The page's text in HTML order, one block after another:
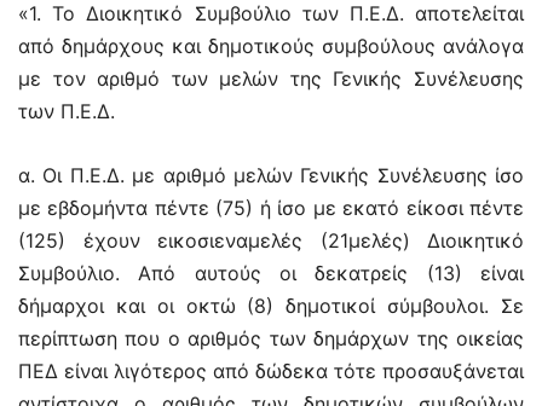
«1. Το Διοικητικό Συμβούλιο των Π.Ε.Δ. αποτελείται
από δημάρχους και δημοτικούς συμβούλους ανάλογα
με τον αριθμό των μελών της Γενικής Συνέλευσης
των Π.Ε.Δ.
α. Οι Π.Ε.Δ. με αριθμό μελών Γενικής Συνέλευσης ίσο
με εβδομήντα πέντε (75) ή ίσο με εκατό είκοσι πέντε
(125) έχουν εικοσιεναμελές (21μελές) Διοικητικό
Συμβούλιο. Από αυτούς οι δεκατρείς (13) είναι
δήμαρχοι και οι οκτώ (8) δημοτικοί σύμβουλοι. Σε
περίπτωση που ο αριθμός των δημάρχων της οικείας
ΠΕΔ είναι λιγότερος από δώδεκα τότε προσαυξάνεται